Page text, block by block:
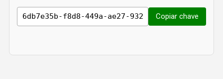
Copiar chave